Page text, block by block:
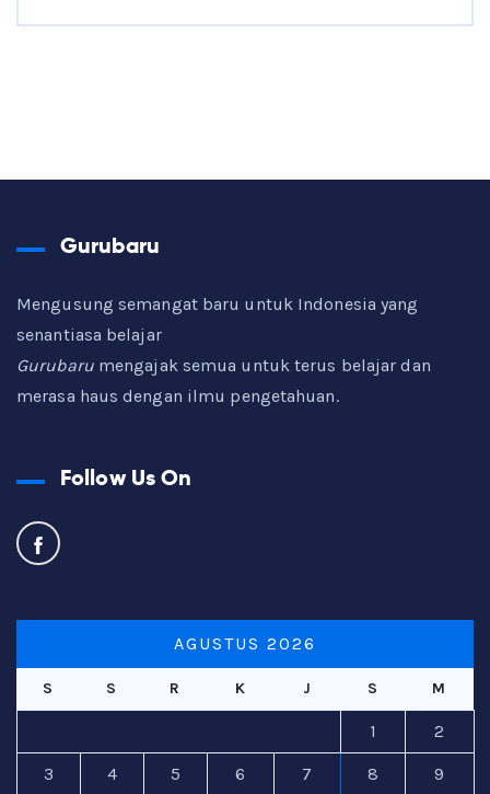
Gurubaru
Mengusung semangat baru untuk Indonesia yang
senantiasa belajar
Gurubarumengajak semua untuk terus belajar dan
merasa haus dengan ilmu pengetahuan.
Follow Us On
AGUSTUS 2026
S S R K J S M
1 2
3 4 5 6 7 8 9